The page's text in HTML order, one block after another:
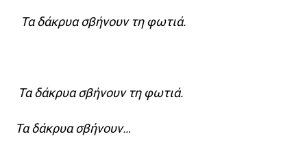
Τα δάκρυα σβήνουν τη φωτιά.
Τα δάκρυα σβήνουν τη φωτιά.
Τα δάκρυα σβήνουν…